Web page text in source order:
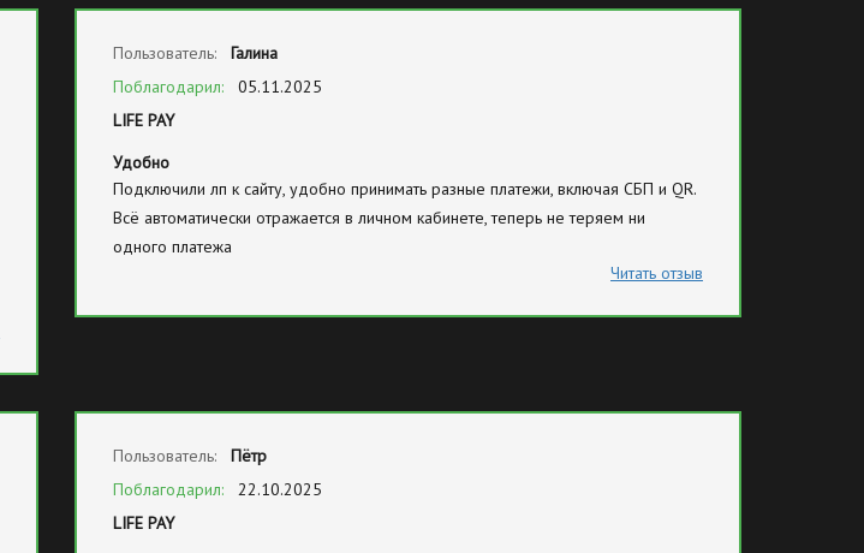
Пользователь:
Галина
Поблагодарил:
05.11.2025
LIFE PAY
Удобно
Подключили лп к сайту, удобно принимать разные платежи, включая СБП и QR.
Всё автоматически отражается в личном кабинете, теперь не теряем ни
одного платежа
Читать отзыв
Пользователь:
Пётр
Поблагодарил:
22.10.2025
LIFE PAY